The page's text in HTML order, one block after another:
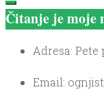
Čitanje je moje
Adresa: Pete
Email: